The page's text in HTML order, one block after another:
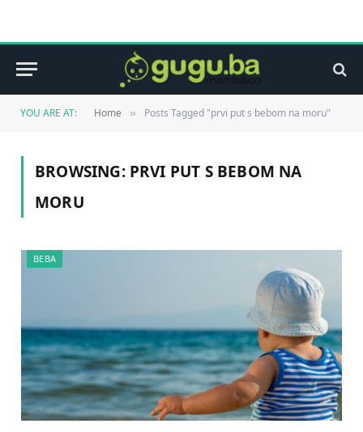
YOU ARE AT: Home » Posts Tagged "prvi put s bebom na moru"
BROWSING: PRVI PUT S BEBOM NA
MORU
BEBA